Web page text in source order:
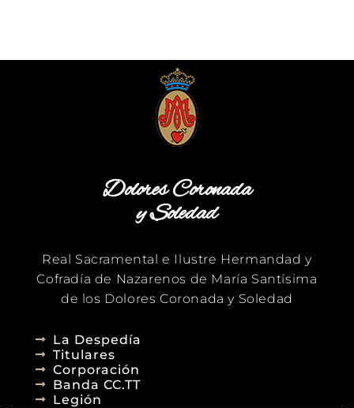
Dolores Coronada
y Soledad
Real Sacramental e Ilustre Hermandad y
Cofradía de Nazarenos de María Santísima
de los Dolores Coronada y Soledad
La Despedía
Titulares
Corporación
Banda CC.TT
Legión